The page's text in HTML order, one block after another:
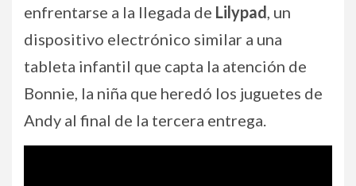
enfrentarse a la llegada de Lilypad , un
dispositivo electrónico similar a una
tableta infantil que capta la atención de
Bonnie, la niña que heredó los juguetes de
Andy al final de la tercera entrega.